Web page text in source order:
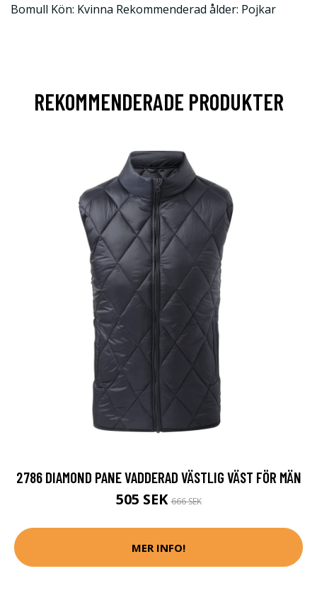
Bomull Kön: Kvinna Rekommenderad ålder: Pojkar
REKOMMENDERADE PRODUKTER
2786 DIAMOND PANE VADDERAD VÄSTLIG VÄST FÖR MÄN
505 SEK666 SEK
MER INFO!